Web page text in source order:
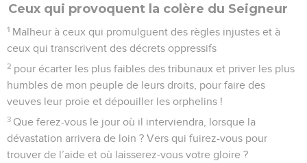
Ceux qui provoquent la colère du Seigneur
1 Malheur à ceux qui promulguent des règles injustes et à
ceux qui transcrivent des décrets oppressifs
2 pour écarter les plus faibles des tribunaux et priver les plus
humbles de mon peuple de leurs droits, pour faire des
veuves leur proie et dépouiller les orphelins !
3 Que ferez-vous le jour où il interviendra, lorsque la
dévastation arrivera de loin ? Vers qui fuirez-vous pour
trouver de l’aide et où laisserez-vous votre gloire ?